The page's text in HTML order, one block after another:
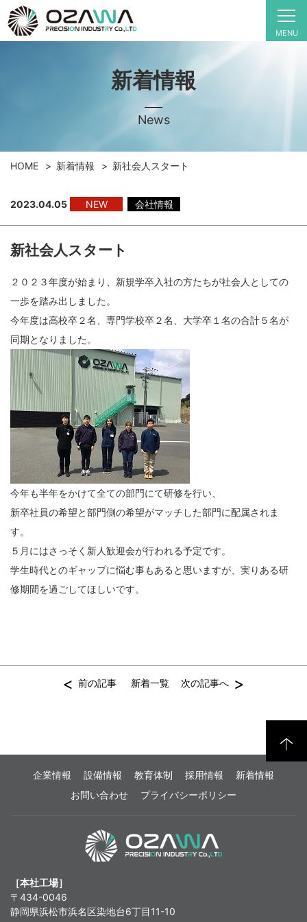
MENU
新着情報
News
HOME 新着情報 新社会人スタート
2023.04.05 NEW 会社情報
新社会人スタート
２０２３年度が始まり、新規学卒入社の方たちが社会人としての
一歩を踏み出しました。
今年度は高校卒２名、専門学校卒２名、大学卒１名の合計５名が
同期となりました。
今年も半年をかけて全ての部門にて研修を行い、
新卒社員の希望と部門側の希望がマッチした部門に配属されま
す。
５月にはさっそく新人歓迎会が行われる予定です。
学生時代とのギャップに悩む事もあると思いますが、実りある研
修期間を過ごしてほしいです。
< 前の記事 新着一覧 次の記事へ >
企業情報 設備情報 教育体制 採用情報
新着情報
お問い合わせ
プライバシーポリシー
［本社工場］
〒434-0046
静岡県浜松市浜名区染地台6丁目11-10